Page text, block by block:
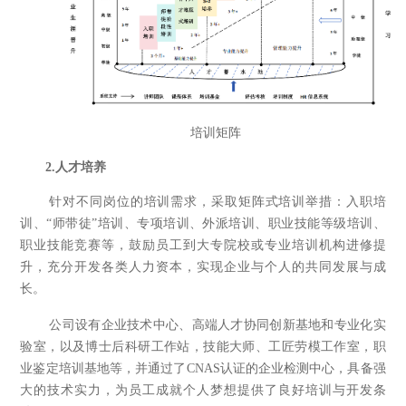
培训矩阵
2. 人才培养
针对不同岗位的培训需求，采取矩阵式培训举措：入职培
训、“师带徒”培训、专项培训、外派培训、职业技能等级培训、
职业技能竞赛等，鼓励员工到大专院校或专业培训机构进修提
升，充分开发各类人力资本，实现企业与个人的共同发展与成
长。
公司设有企业技术中心、高端人才协同创新基地和专业化实
验室，以及博士后科研工作站，技能大师、工匠劳模工作室，职
业鉴定培训基地等，并通过了CNAS认证的企业检测中心，具备强
大的技术实力，为员工成就个人梦想提供了良好培训与开发条